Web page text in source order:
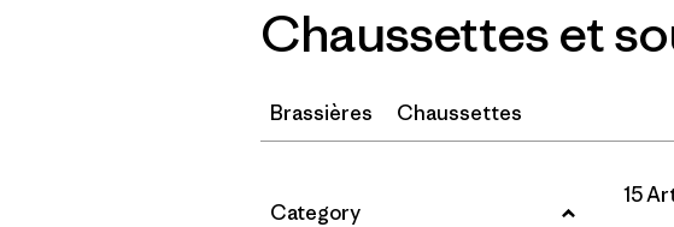
Filtrer par
Color
Filtrer par
Materials &
Filtrer par
Sport
Chaussettes et
Brassières Chaussettes
Filtrer par
Category
15